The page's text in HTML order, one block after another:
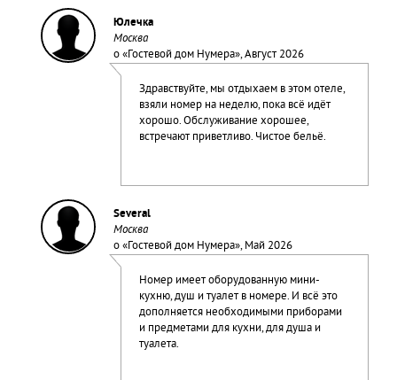
Юлечка
Москва
о «Гостевой дом Нумера», Август 2026
Здравствуйте, мы отдыхаем в этом отеле,
взяли номер на неделю, пока всё идёт
хорошо. Обслуживание хорошее,
встречают приветливо. Чистое бельё.
Several
Москва
о «Гостевой дом Нумера», Май 2026
Номер имеет оборудованную мини-
кухню, душ и туалет в номере. И всё это
дополняется необходимыми приборами
и предметами для кухни, для душа и
туалета.